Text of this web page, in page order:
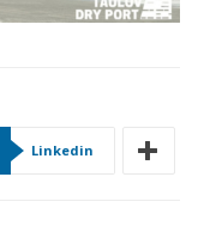
Linkedin